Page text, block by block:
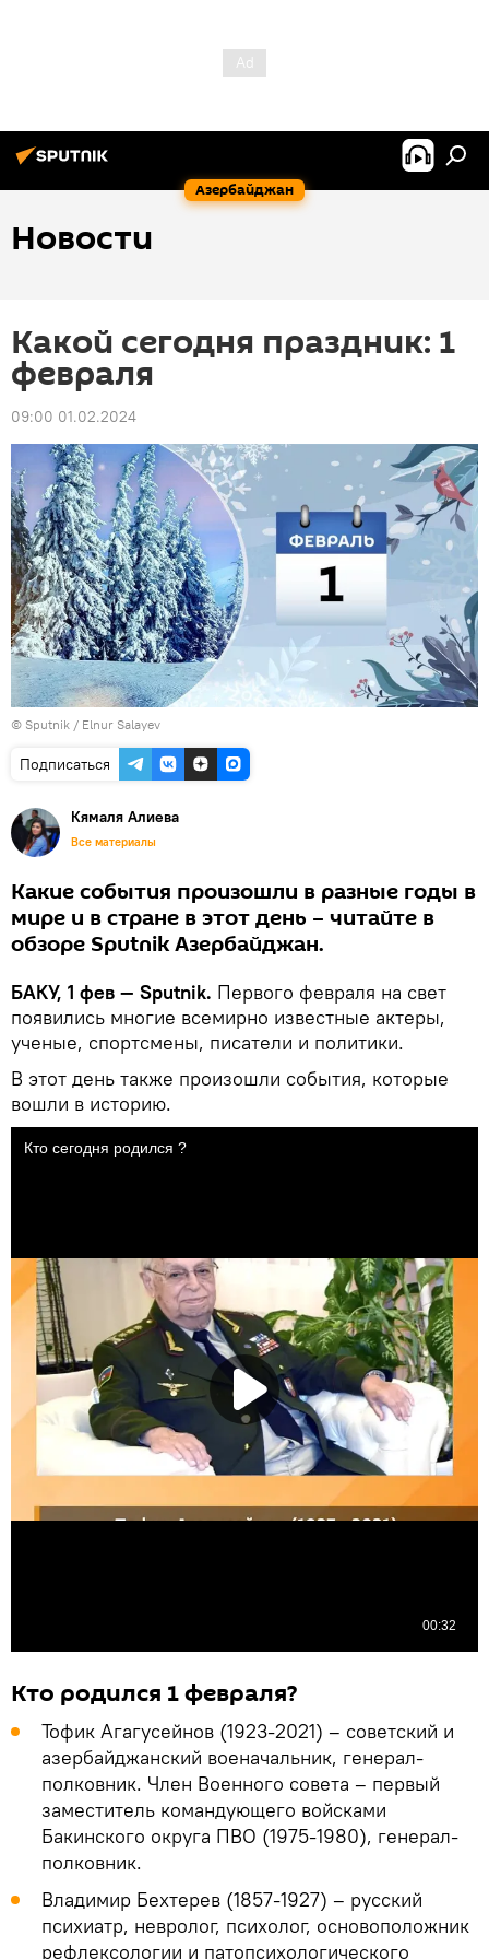
Азербайджан
Новости
Какой сегодня праздник: 1
февраля
09:00 01.02.2024
© Sputnik / Elnur Salayev
Подписаться
Кямаля Алиева
Все материалы
Какие события произошли в разные годы в
мире и в стране в этот день – читайте в
обзоре Sputnik Азербайджан.
БАКУ, 1 фев — Sputnik. Первого февраля на свет
появились многие всемирно известные актеры,
ученые, спортсмены, писатели и политики.
В этот день также произошли события, которые
вошли в историю.
Кто родился 1 февраля?
Тофик Агагусейнов (1923-2021) – советский и
азербайджанский военачальник, генерал-
полковник. Член Военного совета – первый
заместитель командующего войсками
Бакинского округа ПВО (1975-1980), генерал-
полковник.
Владимир Бехтерев (1857-1927) – русский
психиатр, невролог, психолог, основоположник
рефлексологии и патопсихологического